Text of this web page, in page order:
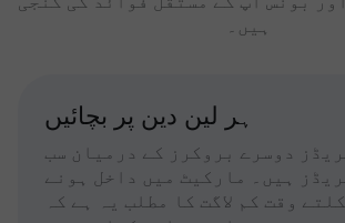
ہیں۔
ہر لین دین پر بچائیں
دوسرے بروکرز کے درمیان سب
ہیں۔ مارکیٹ میں داخل ہونے
وقت کم لاگت کا مطلب یہ ہے کہ